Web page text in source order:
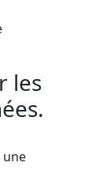
les
une